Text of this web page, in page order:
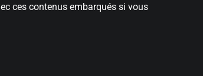
ces contenus embarqués si vous